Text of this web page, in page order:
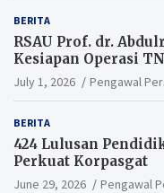
BERITA
RSAU Prof. dr.
Kesiapan Operasi
Andal
July 1, 2026 Pengawal
BERITA
424 Lulusan
Perkuat Korpasgat
June 29, 2026 Pengawal